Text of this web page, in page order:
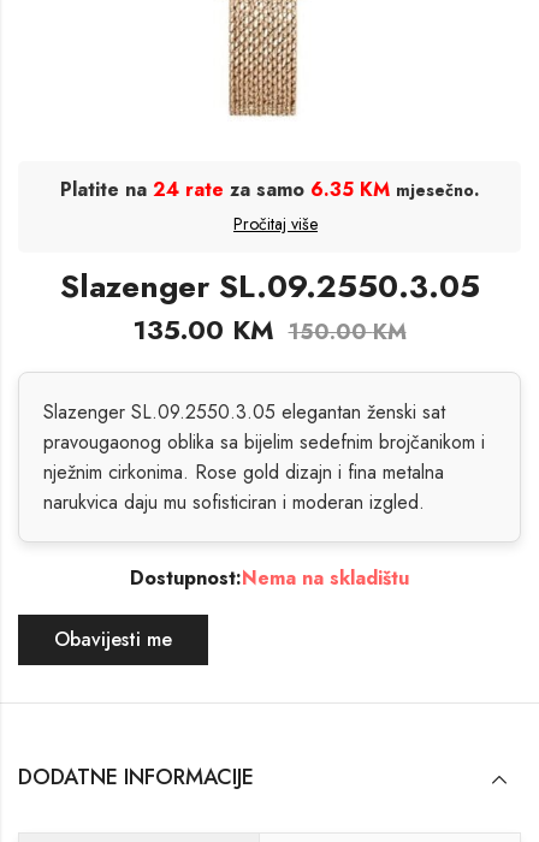
Platite na 24 rate za samo 6.35 KM mjesečno.
Pročitaj više
Slazenger SL.09.2550.3.05
135.00 KM 150.00KM
Slazenger SL.09.2550.3.05 elegantan ženski sat
pravougaonog oblika sa bijelim sedefnim brojčanikom i
nježnim cirkonima. Rose gold dizajn i fina metalna
narukvica daju mu sofisticiran i moderan izgled.
Dostupnost:Nema na skladištu
Obavijesti me
DODATNE INFORMACIJE